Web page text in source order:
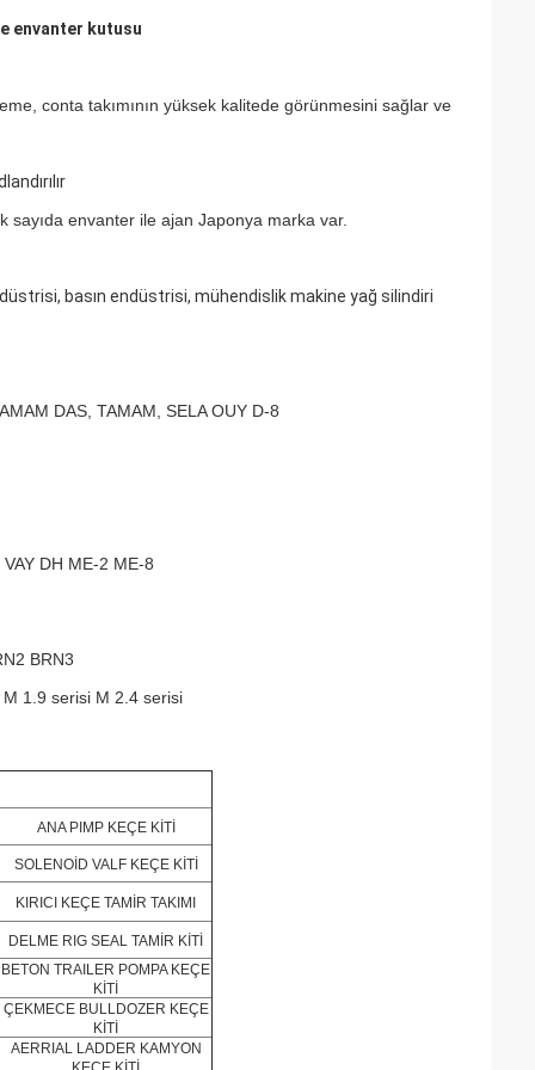
envanter kutusu
conta takımının yüksek kalitede görünmesini sağlar ve
sayıda envanter ile ajan Japonya marka var.
basın endüstrisi, mühendislik makine yağ silindiri
DAS, TAMAM, SELA OUY D-8
DH ME-2 ME-8
BRN3
1.9 serisi M 2.4 serisi
ANA PIMP KEÇE KİTİ
SOLENOİD VALF KEÇE KİTİ
KIRICI KEÇE TAMİR TAKIMI
DELME RIG SEAL TAMİR KİTİ
BETON TRAILER POMPA KEÇE
KİTİ
ÇEKMECE BULLDOZER KEÇE
KİTİ
AERRIAL LADDER KAMYON